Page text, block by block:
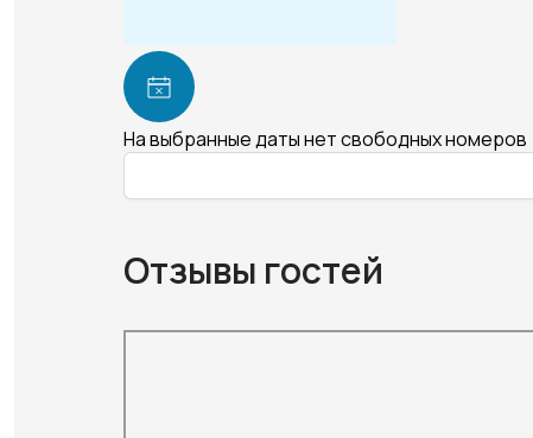
На выбранные даты нет свободных номеров
Отзывы гостей